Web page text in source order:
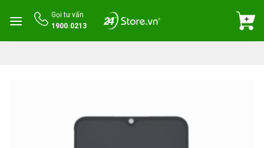
Gọi tư vấn
1900.0213